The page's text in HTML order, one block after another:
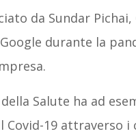
da Sundar Pichai,
durante la
Salute ha ad
19 attraverso i